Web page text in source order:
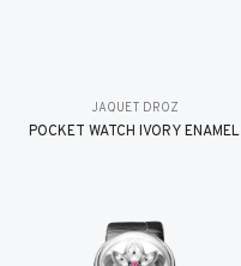
JAQUET DROZ
POCKET WATCH IVORY ENAMEL